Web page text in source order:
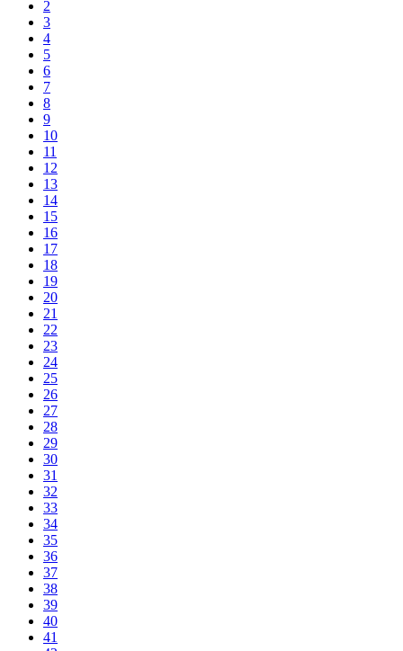
2
3
4
5
6
7
8
9
10
11
12
13
14
15
16
17
18
19
20
21
22
23
24
25
26
27
28
29
30
31
32
33
34
35
36
37
38
39
40
41